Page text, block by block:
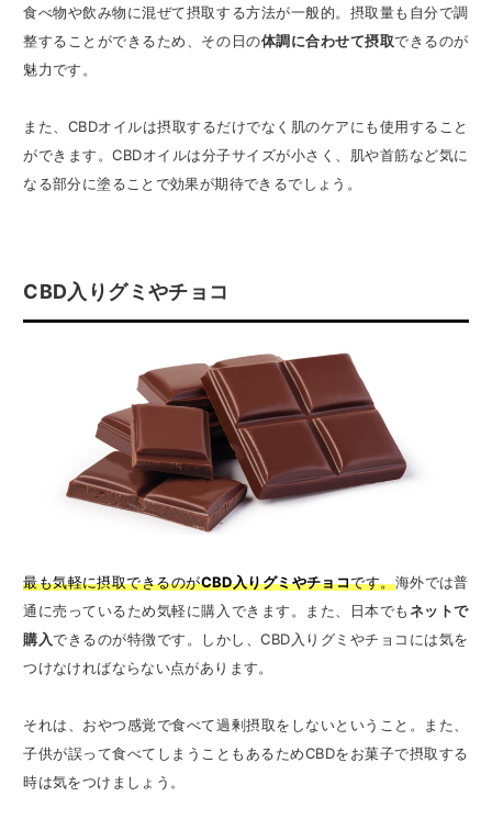
食べ物や飲み物に混ぜて摂取する方法が一般的。摂取量も自分で調
整することができるため、その日の体調に合わせて摂取できるのが
魅力です。
また、CBDオイルは摂取するだけでなく肌のケアにも使用すること
ができます。CBDオイルは分子サイズが小さく、肌や首筋など気に
なる部分に塗ることで効果が期待できるでしょう。
CBD入りグミやチョコ
最も気軽に摂取できるのがCBD入りグミやチョコです。海外では普
通に売っているため気軽に購入できます。
また、日本でもネットで
購入できるのが特徴です。しかし、CBD入りグミやチョコには気を
つけなければならない点があります。
それは、おやつ感覚で食べて過剰摂取をしないということ。また、
子供が誤って食べてしまうこともあるためCBDをお菓子で摂取する
時は気をつけましょう。